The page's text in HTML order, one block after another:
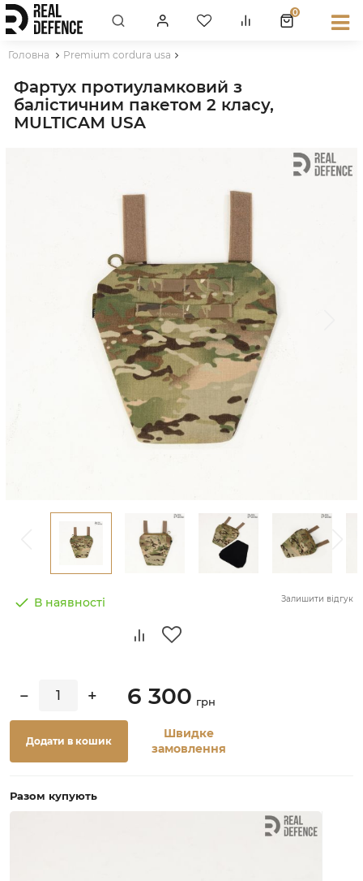
0
Головна Premium cordura usa
Фартух протиуламковий з
балістичним пакетом 2 класу,
MULTICAM USA
В наявності Залишити відгук
− + 6 300 грн
Додати в кошик
Швидке
замовлення
Разом купують